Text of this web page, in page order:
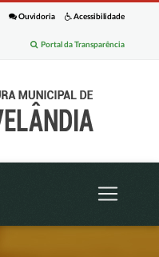
Acessibilidade
Ouvidoria
Portal da Transparência